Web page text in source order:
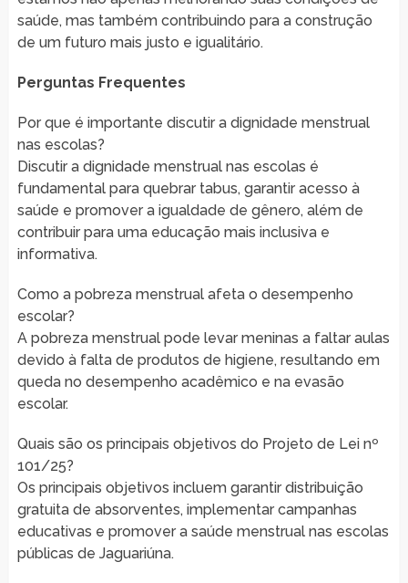
saúde, mas também contribuindo para a construção
de um futuro mais justo e igualitário.
Perguntas Frequentes
Por que é importante discutir a dignidade menstrual
nas escolas?
Discutir a dignidade menstrual nas escolas é
fundamental para quebrar tabus, garantir acesso à
saúde e promover a igualdade de gênero, além de
contribuir para uma educação mais inclusiva e
informativa.
Como a pobreza menstrual afeta o desempenho
escolar?
A pobreza menstrual pode levar meninas a faltar aulas
devido à falta de produtos de higiene, resultando em
queda no desempenho acadêmico e na evasão
escolar.
Quais são os principais objetivos do Projeto de Lei nº
101/25?
Os principais objetivos incluem garantir distribuição
gratuita de absorventes, implementar campanhas
educativas e promover a saúde menstrual nas escolas
públicas de Jaguariúna.